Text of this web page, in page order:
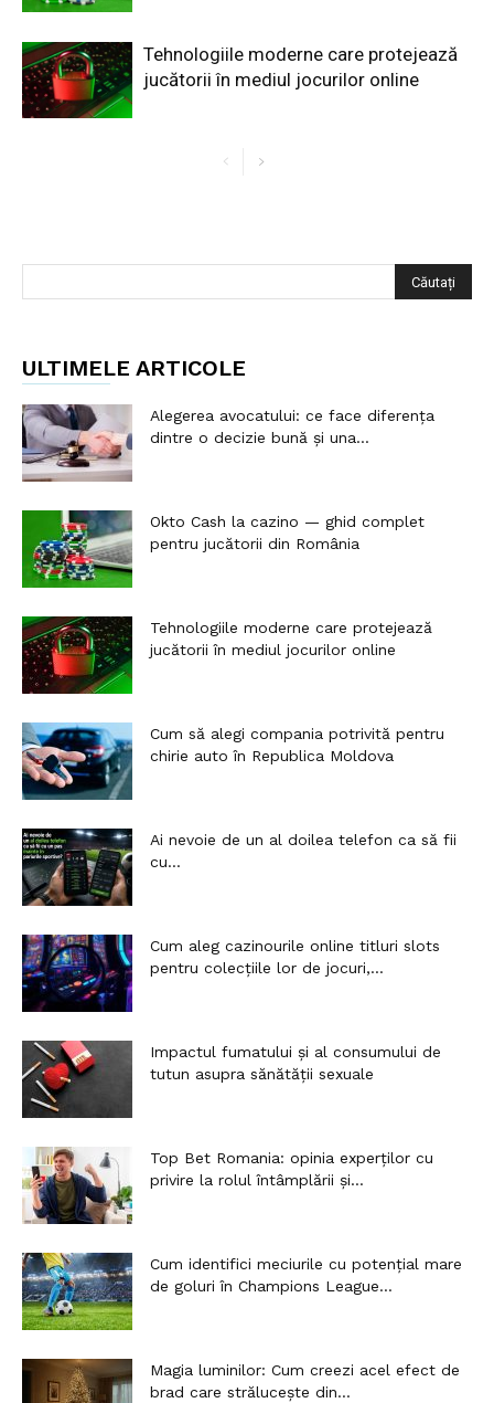
Tehnologiile moderne care protejează
jucătorii în mediul jocurilor online
ULTIMELE ARTICOLE
Alegerea avocatului: ce face diferența
dintre o decizie bună și una...
Okto Cash la cazino — ghid complet
pentru jucătorii din România
Tehnologiile moderne care protejează
jucătorii în mediul jocurilor online
Cum să alegi compania potrivită pentru
chirie auto în Republica Moldova
Ai nevoie de un al doilea telefon ca să fii
cu...
Cum aleg cazinourile online titluri slots
pentru colecțiile lor de jocuri,...
Impactul fumatului și al consumului de
tutun asupra sănătății sexuale
Top Bet Romania: opinia experților cu
privire la rolul întâmplării și...
Cum identifici meciurile cu potențial mare
de goluri în Champions League...
Magia luminilor: Cum creezi acel efect de
brad care strălucește din...